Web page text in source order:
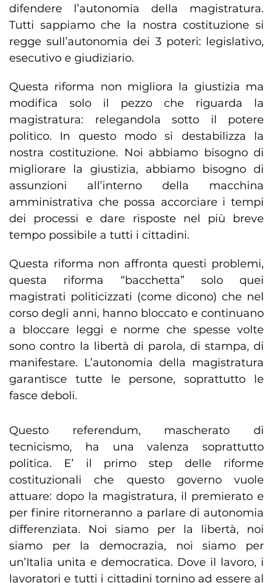
difendere l’autonomia della magistratura.
Tutti sappiamo che la nostra costituzione si
regge sull’autonomia dei 3 poteri: legislativo,
esecutivo e giudiziario.
Questa riforma non migliora la giustizia ma
modifica solo il pezzo che riguarda la
magistratura: relegandola sotto il potere
politico. In questo modo si destabilizza la
nostra costituzione. Noi abbiamo bisogno di
migliorare la giustizia, abbiamo bisogno di
assunzioni all’interno della macchina
amministrativa che possa accorciare i tempi
dei processi e dare risposte nel più breve
tempo possibile a tutti i cittadini.
Questa riforma non affronta questi problemi,
questa riforma “bacchetta” solo quei
magistrati politicizzati (come dicono) che nel
corso degli anni, hanno bloccato e continuano
a bloccare leggi e norme che spesse volte
sono contro la libertà di parola, di stampa, di
manifestare. L’autonomia della magistratura
garantisce tutte le persone, soprattutto le
fasce deboli.
Questo referendum, mascherato di
tecnicismo, ha una valenza soprattutto
politica. E’ il primo step delle riforme
costituzionali che questo governo vuole
attuare: dopo la magistratura, il premierato e
per finire ritorneranno a parlare di autonomia
differenziata. Noi siamo per la libertà, noi
siamo per la democrazia, noi siamo per
un’Italia unita e democratica. Dove il lavoro, i
lavoratori e tutti i cittadini tornino ad essere al